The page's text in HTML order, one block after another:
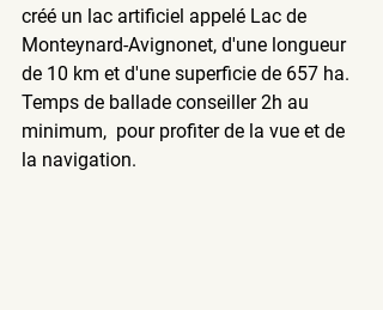
créé un lac artificiel appelé Lac de
Monteynard-Avignonet, d'une longueur
de 10 km et d'une superficie de 657 ha.
Temps de ballade conseiller 2h au
minimum,  pour profiter de la vue et de
la navigation.